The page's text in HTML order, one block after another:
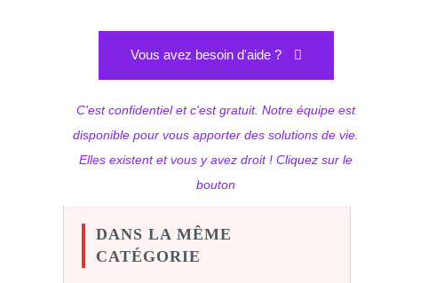
Vous avez besoin d'aide ?
C'est confidentiel et c'est gratuit. Notre équipe est
disponible pour vous apporter des solutions de vie.
Elles existent et vous y avez droit ! Cliquez sur le
bouton
DANS LA MÊME
CATÉGORIE